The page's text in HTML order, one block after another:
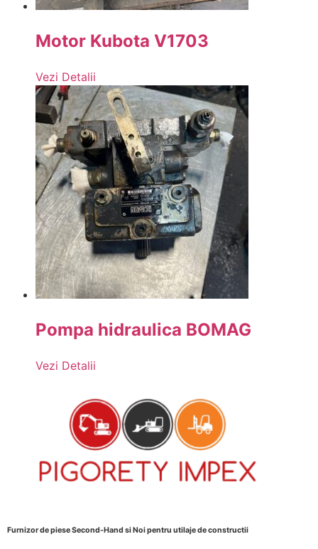
Motor Kubota V1703
Vezi Detalii
Pompa hidraulica BOMAG
Vezi Detalii
Furnizor de piese Second-Hand si Noi pentru utilaje de constructii